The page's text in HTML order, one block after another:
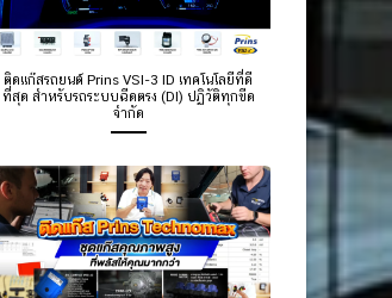
ติดแก๊สรถยนต์ Prins VSI-3 ID เทคโนโลยีที่ดี
ที่สุด สำหรับรถระบบฉีดตรง (DI) ปฏิวัติทุกขีด
จำกัด